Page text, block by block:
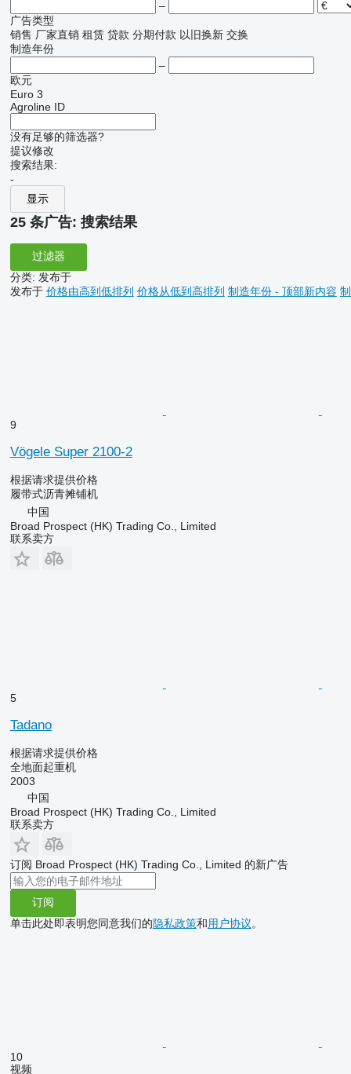
–
广告类型
销售 厂家直销 租赁 贷款 分期付款 以旧换新 交换
制造年份
–
欧元
Euro 3
Agroline ID
没有足够的筛选器?
提议修改
搜索结果:
-
显示
25 条广告: 搜索结果
过滤器
分类: 发布于
发布于 价格由高到低排列 价格从低到高排列 制造年份 - 顶部新内容
9
Vögele Super 2100-2
根据请求提供价格
履带式沥青摊铺机
中国
Broad Prospect (HK) Trading Co., Limited
联系卖方
5
Tadano
根据请求提供价格
全地面起重机
2003
中国
Broad Prospect (HK) Trading Co., Limited
联系卖方
订阅 Broad Prospect (HK) Trading Co., Limited 的新广告
订阅
单击此处即表明您同意我们的隐私政策和用户协议。
10
视频